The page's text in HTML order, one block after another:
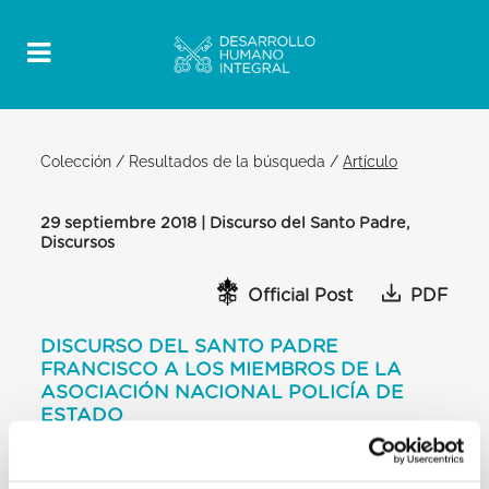
Colección / Resultados de la búsqueda /Artículo
29 septiembre 2018 | Discurso del Santo Padre,
Discursos
Official Post PDF
DISCURSO DEL SANTO PADRE
FRANCISCO A LOS MIEMBROS DE LA
ASOCIACIÓN NACIONAL POLICÍA DE
ESTADO